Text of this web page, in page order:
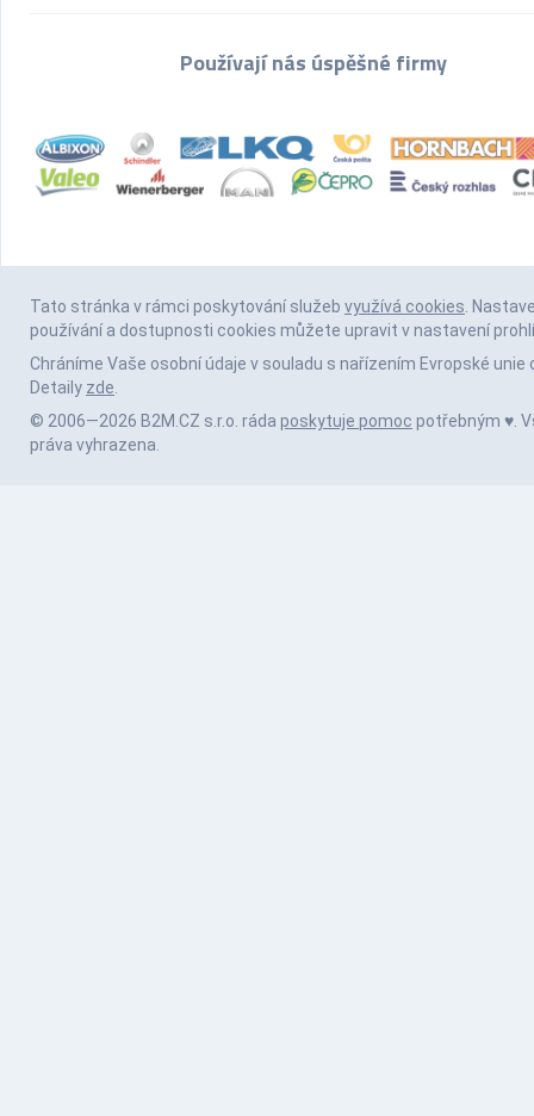
Používají nás úspěšné firmy
Tato stránka v rámci poskytování služeb využívá cookies.
používání a dostupnosti cookies můžete upravit v nastavení
Chráníme Vaše osobní údaje v souladu s nařízením Evropské unie
Detaily zde.
© 2006—2026 B2M.CZ s.r.o. ráda poskytuje pomoc potřebným ♥️.
práva vyhrazena.